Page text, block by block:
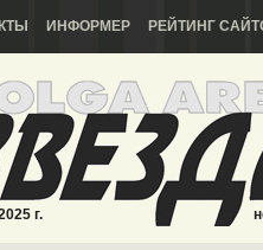
ИНФОРМЕР РЕЙТИНГ
г.